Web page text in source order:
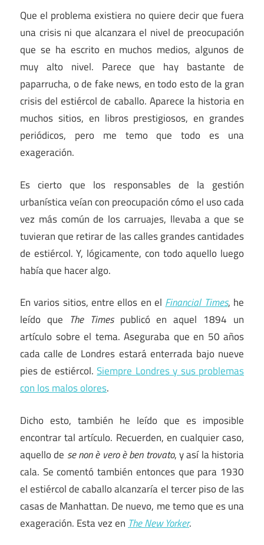
Que el problema existiera no quiere decir que fuera
una crisis ni que alcanzara el nivel de preocupación
que se ha escrito en muchos medios, algunos de
muy alto nivel. Parece que hay bastante de
paparrucha, o de fake news, en todo esto de la gran
crisis del estiércol de caballo. Aparece la historia en
muchos sitios, en libros prestigiosos, en grandes
periódicos, pero me temo que todo es una
exageración.
Es cierto que los responsables de la gestión
urbanística veían con preocupación cómo el uso cada
vez más común de los carruajes, llevaba a que se
tuvieran que retirar de las calles grandes cantidades
de estiércol. Y, lógicamente, con todo aquello luego
había que hacer algo.
En varios sitios, entre ellos en elFinancial Times, he
leído que The Timespublicó en aquel 1894 un
artículo sobre el tema. Aseguraba que en 50 años
cada calle de Londres estará enterrada bajo nueve
pies de estiércol.Siempre Londres y sus problemas
con los malos olores.
Dicho esto, también he leído que es imposible
encontrar tal artículo. Recuerden, en cualquier caso,
aquello de se non è vero è ben trovato, y así la historia
cala. Se comentó también entonces que para 1930
el estiércol de caballo alcanzaría el tercer piso de las
casas de Manhattan. De nuevo, me temo que es una
exageración. Esta vez en The New Yorker.